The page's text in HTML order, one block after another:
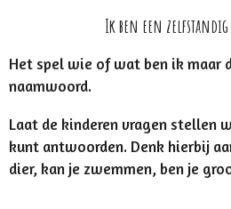
Ik ben een zelfstandig
Het spel wie of wat ben ik maar
naamwoord.
Laat de kinderen vragen stellen
kunt antwoorden. Denk hierbij
dier, kan je zwemmen, ben je